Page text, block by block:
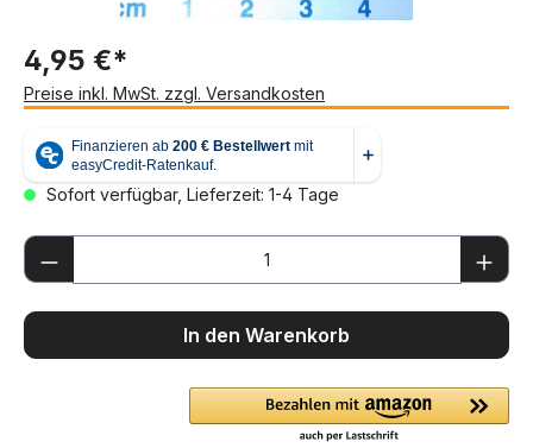
4,95 €*
Preise inkl. MwSt. zzgl. Versandkosten
Sofort verfügbar, Lieferzeit: 1-4 Tage
Produkt Anzahl: Gib den gewünschten
In den Warenkorb